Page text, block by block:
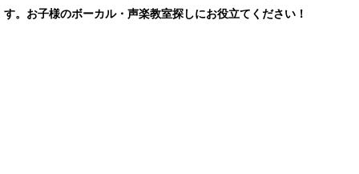
す。お子様のボーカル・声楽教室探しにお役立てください！